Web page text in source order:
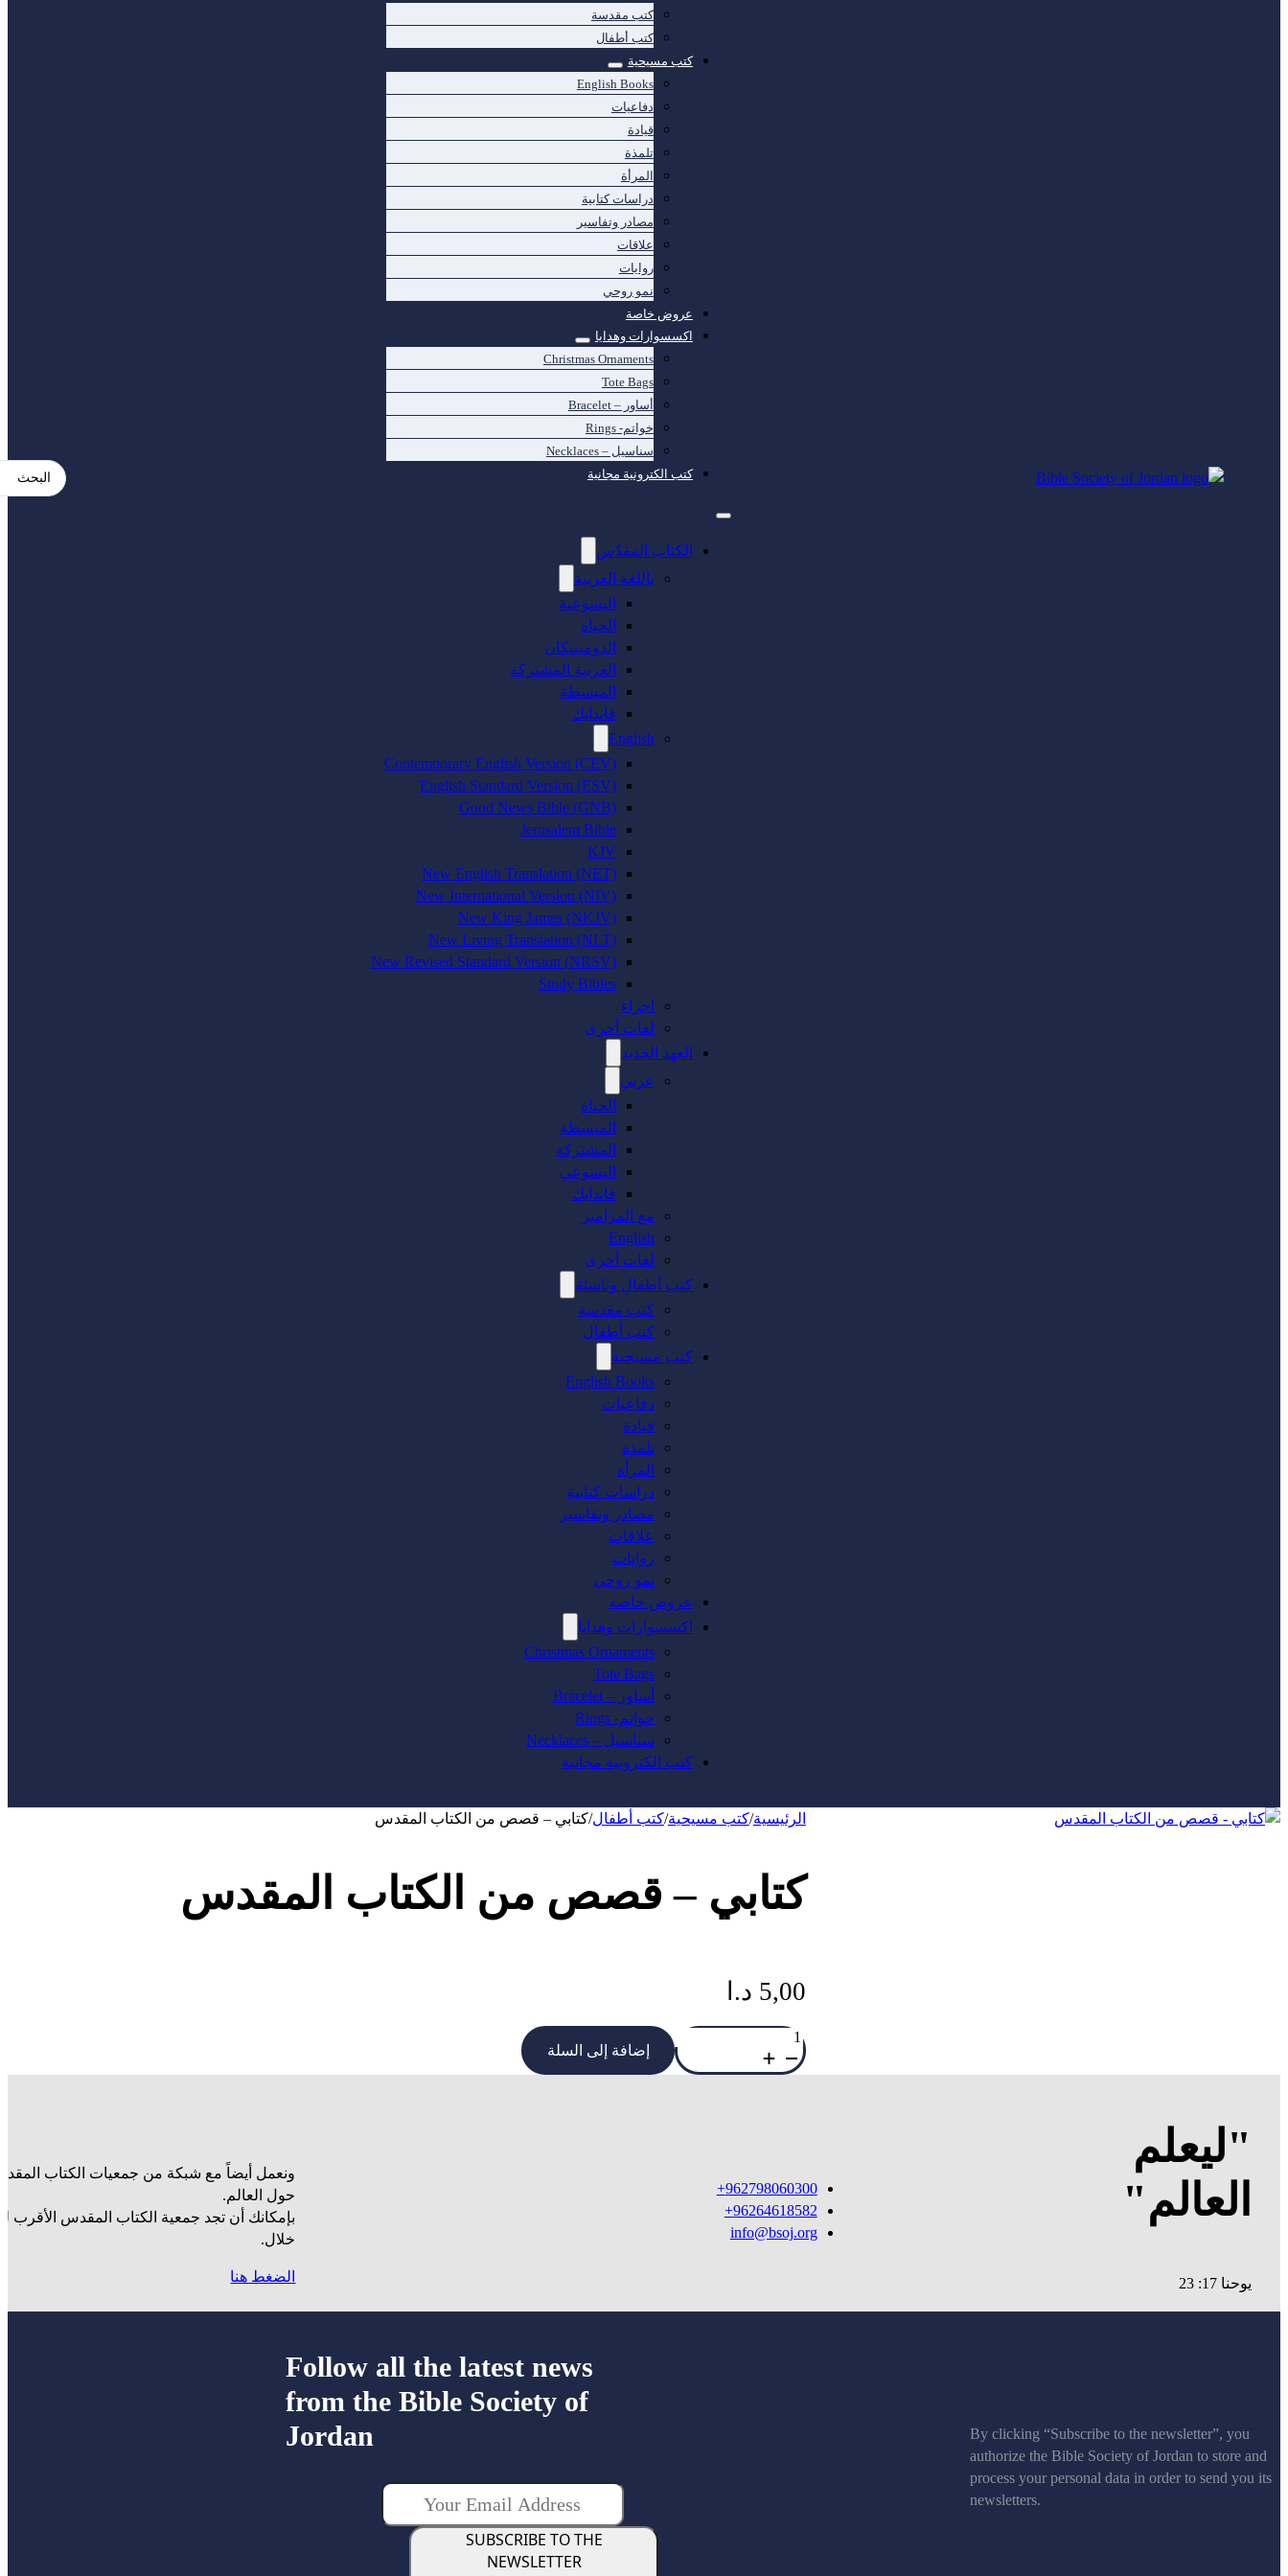
كتب مقدسة
كتب أطفال
كتب مسيحية
English Books
دفاعيات
قيادة
تلمذة
المرأة
دراسات كتابية
مصادر وتفاسير
علاقات
روايات
نمو روحي
عروض خاصة
اكسسوارات وهدايا
Christmas Ornaments
Tote Bags
أساور – Bracelet
خواتم- Rings
سناسيل – Necklaces
كتب الكترونية مجانية
الكتاب المقدّس
باللغة العربية
اليسوعية
الحياة
الدومينيكان
العربية المشتركة
المبسطة
فاندايك
English
Contemporary English Version (CEV)
English Standard Version (ESV)
Good News Bible (GNB)
Jerusalem Bible
KJV
New English Translation (NET)
New International Version (NIV)
New King James (NKJV)
New Living Translation (NLT)
New Revised Standard Version (NRSV)
Study Bibles
اجزاء
لغات أخرى
العهد الجديد
عربي
الحياة
المبسطة
المشتركة
اليسوعي
فاندايك
مع المزامير
English
لغات أخرى
كتب أطفال وناشئة
كتب مقدسة
كتب أطفال
كتب مسيحية
English Books
دفاعيات
قيادة
تلمذة
المرأة
دراسات كتابية
مصادر وتفاسير
علاقات
روايات
نمو روحي
عروض خاصة
اكسسوارات وهدايا
Christmas Ornaments
Tote Bags
أساور – Bracelet
خواتم- Rings
سناسيل – Necklaces
كتب الكترونية مجانية
Search
...
الرئيسية/كتب مسيحية/كتب أطفال/كتابي – قصص من الكتاب المقدس
كتابي – قصص من الكتاب المقدس
5,00 د.ا
كمية
كتابي
-
قصص
إضافة إلى السلة
"ليعلم
العالم"
يوحنا 17: 23
962798060300+
96264618582+
info@bsoj.org
ونعمل أيضاً مع شبكة من جمعيات الكتاب
حول العالم.
بإمكانك أن تجد جمعية الكتاب المقدس الأقرب
خلال.
الضغط هنا
By clicking “Subscribe to the newsletter”, you
authorize the Bible Society of Jordan to store and
process your personal data in order to send you its
newsletters.
Follow all the latest news
from the Bible Society of
Jordan
SUBSCRIBE TO THE
NEWSLETTER